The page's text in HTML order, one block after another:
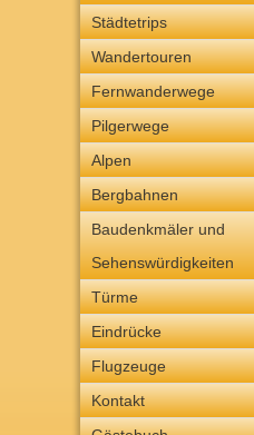
Städtetrips
Wandertouren
Fernwanderwege
Pilgerwege
Alpen
Bergbahnen
Baudenkmäler und
Sehenswürdigkeiten
Türme
Eindrücke
Flugzeuge
Kontakt